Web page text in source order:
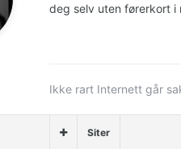
deg selv uten førerkort i
Siter
Ikke rart Internett går